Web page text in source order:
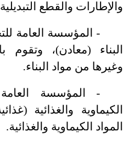
والإطارات والقطع
-المؤسسة العامة
البناء (معادن)، وتقوم
وغيرها من مواد البناء.
-المؤسسة العامة
الكيماوية والغذائية
المواد الكيماوية والغذائية.